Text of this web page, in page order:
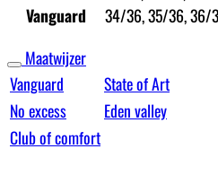
Vanguard
34/36, 35/36, 36/
Maatwijzer
Vanguard
State of Art
No excess
Eden valley
Club of comfort